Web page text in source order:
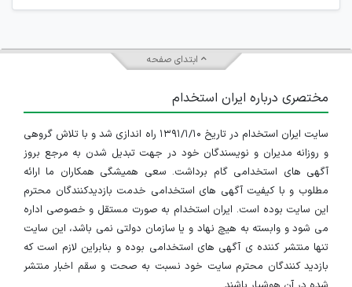
ابتدای صفحه
مختصری درباره ایران استخدام
سایت ایران استخدام در تاریخ ۱۳۹۱/۱/۱۰ راه اندازی شد و با تلاش گروهی
و روزانه مدیران و نویسندگان خود در جهت تبدیل شدن به مرجع بروز
آگهی های استخدامی گام برداشت. سعی همیشگی همکاران ما ارائه
مطلوب و با کیفیت آگهی های استخدامی خدمت بازدیدکنندگان محترم
این سایت بوده است. ایران استخدام به صورت مستقل و خصوصی اداره
می شود و وابسته به هیچ نهاد و یا سازمان دولتی نمی باشد، این سایت
تنها منتشر کننده ی آگهی های استخدامی بوده و بنابراین لازم است که
بازدید کنندگان محترم سایت خود نسبت به صحت و سقم اخبار منتشر